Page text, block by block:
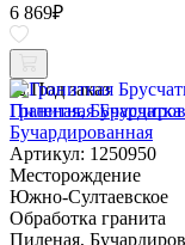
6 869₽
Под заказ
Гранитная
Бучардированная
Артикул: 1250950
Месторождение
Южно-Султаевское
Обработка гранита
Пиленая,